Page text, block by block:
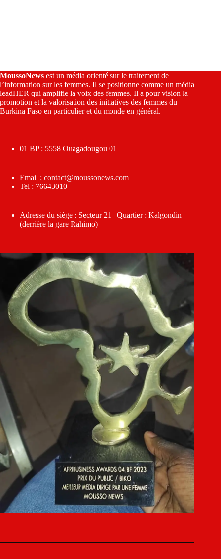
MoussoNews est un média orienté sur le traitement de
l’information sur les femmes. Il se positionne comme un média
leadHER qui amplifie la voix des femmes. Il a pour vision la
promotion et la valorisation des initiatives des femmes du
Burkina Faso en particulier et du monde en général.
————————–
01 BP : 5558 Ouagadougou 01
Email : contact@moussonews.com
Tel : 76643010
Adresse du siège : Secteur 21 | Quartier : Kalgondin
(derrière la gare Rahimo)